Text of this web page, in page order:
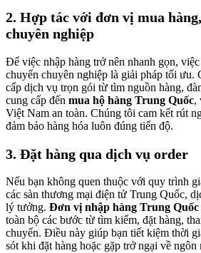
2. Hợp tác với đơn vị mua
chuyên nghiệp
Để việc nhập hàng trở nên nhanh gọn,
chuyển chuyên nghiệp là giải pháp tối
cấp dịch vụ trọn gói từ tìm nguồn hàng,
cung cấp đến mua hộ hàng Trung Quốc,
Việt Nam an toàn. Chúng tôi cam kết rút
đảm bảo hàng hóa luôn đúng tiến độ.
3. Đặt hàng qua dịch vụ order
Nếu bạn không quen thuộc với quy trình
các sàn thương mại điện tử Trung Quốc,
lý tưởng. Đơn vị nhập hàng Trung Quốc
toàn bộ các bước từ tìm kiếm, đặt hàng,
chuyển. Điều này giúp bạn tiết kiệm thời
sót khi đặt hàng hoặc gặp trở ngại về ngôn